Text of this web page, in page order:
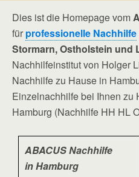
Dies ist die Homepage vom
für professionelle Nachhilfe
Stormarn, Ostholstein und
Nachhilfeinstitut von Holger
Nachhilfe zu Hause in
Einzelnachhilfe bei Ihnen zu
Hamburg (Nachhilfe HH HL
ABACUS Nachhilfe
in Hamburg